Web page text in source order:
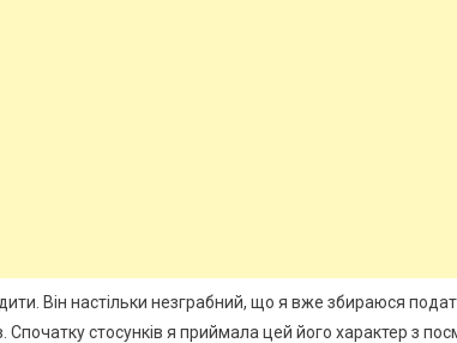
Він настільки незграбний, що я вже збираюся
стосунків я приймала цей його характер з